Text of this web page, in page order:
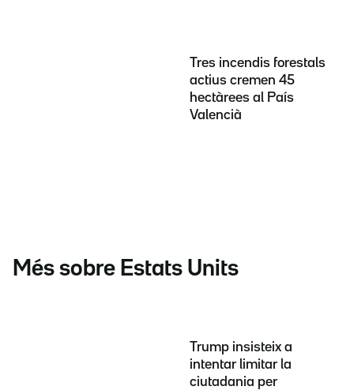
Tres incendis forestals
actius cremen 45
hectàrees al País
Valencià
Més sobre Estats Units
Trump insisteix a
intentar limitar la
ciutadania per